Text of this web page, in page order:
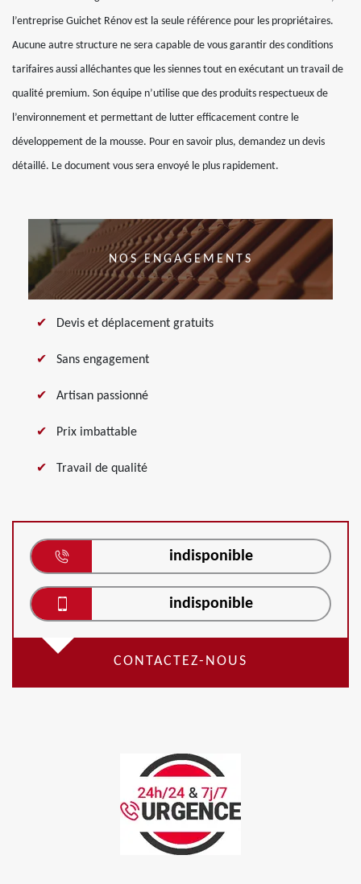
l’entreprise Guichet Rénov est la seule référence pour les propriétaires.
Aucune autre structure ne sera capable de vous garantir des conditions
tarifaires aussi alléchantes que les siennes tout en exécutant un travail de
qualité premium. Son équipe n’utilise que des produits respectueux de
l’environnement et permettant de lutter efficacement contre le
développement de la mousse. Pour en savoir plus, demandez un devis
détaillé. Le document vous sera envoyé le plus rapidement.
NOS ENGAGEMENTS
Devis et déplacement gratuits
Sans engagement
Artisan passionné
Prix imbattable
Travail de qualité
indisponible
indisponible
CONTACTEZ-NOUS